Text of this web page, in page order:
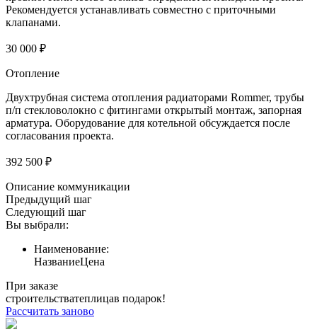
Рекомендуется устанавливать совместно с приточными
клапанами.
30 000 ₽
Отопление
Двухтрубная система отопления радиаторами Rommer, трубы
п/п стекловолокно с фитингами открытый монтаж, запорная
арматура. Оборудование для котельной обсуждается после
согласования проекта.
392 500 ₽
Описание коммуникации
Предыдущий шаг
Следующий шаг
Вы выбрали:
Наименование:
НазваниеЦена
При заказе
строительстватеплицав подарок!
Рассчитать заново